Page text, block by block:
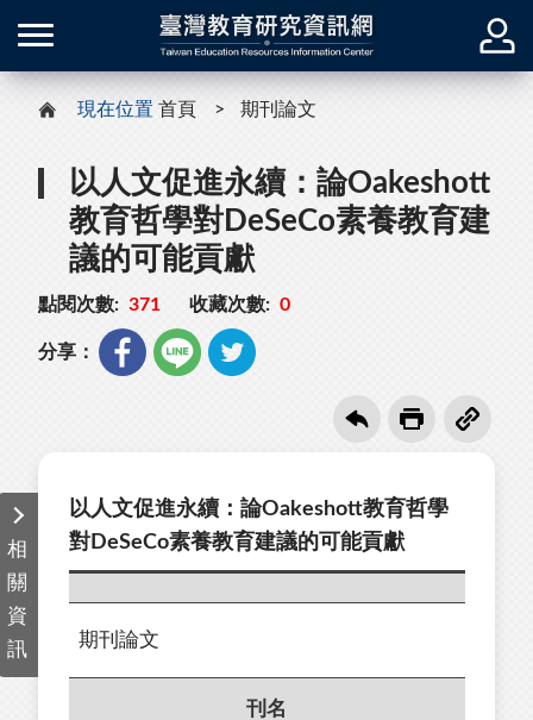
現在位置 首頁 期刊論文
以人文促進永續：論Oakeshott
教育哲學對DeSeCo素養教育建
議的可能貢獻
點閱次數: 371 收藏次數: 0
分享：
相
關
資
訊
以人文促進永續：論Oakeshott教育哲學
對DeSeCo素養教育建議的可能貢獻
期刊論文
刊名